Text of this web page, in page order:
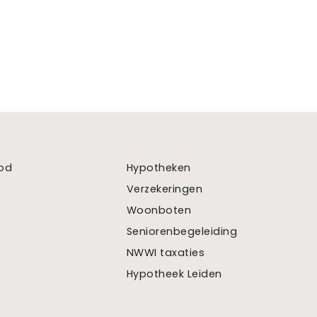
Hypotheken
Verzekeringen
Woonboten
Seniorenbegeleiding
NWWI taxaties
Hypotheek Leiden